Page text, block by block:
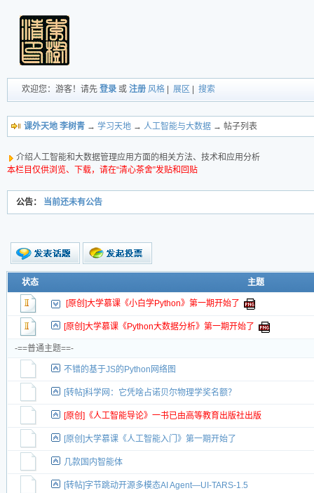
欢迎您：游客！请先 登录 或 注册 风格 展区 搜索
课外天地 李树青 → 学习天地 → 人工智能与大数据 → 帖子列表
介绍人工智能和大数据管理应用方面的相关方法、技术和应用分析
本栏目仅供浏览、下载，请在“清心茶舍”发贴和回贴
公告： 当前还未有公告
新的主题
交易帖
新小字报
状态 主题
[原创]大学慕课《小白学Python》第一期开始了
[原创]大学慕课《Python大数据分析》第一期开始了
-==普通主题==-
不错的基于JS的Python网络图
[转帖]科学网：它凭啥占诺贝尔物理学奖名额？
[原创]《人工智能导论》一书已由高等教育出版社出版
[原创]大学慕课《人工智能入门》第一期开始了
几款国内智能体
[转帖]字节跳动开源多模态AI Agent—UI-TARS-1.5